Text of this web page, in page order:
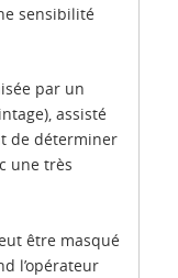
sensibilité
par un
assisté
de déterminer
une très
être masqué
l’opérateur